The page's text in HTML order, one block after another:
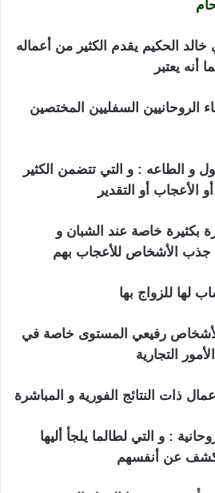
الحكيم يقدم الكثير من أعماله
يعتبر
الروحانيين السفليين المختصين
و الطاعه : و التي تتضمن الكثير
الأعجاب أو التقدير
بكثيرة خاصة عند الشبان و
جذب الأشخاص للأعجاب بهم
لها للزواج بها
الأشخاص رفيعي المستوى خاصة في
التجارية
ذات النتائج الفورية و المباشرة
: و التي لطالما يلجأ أليها
عن أنفسهم